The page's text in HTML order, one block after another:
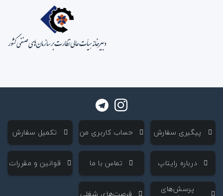
‌ پیگیری سفارش ‌ حساب کاربری من ‌ تکمیل سفارش
‌ درباره رایتاپ ‌ تماس با ما ‌ قوانین و مقررات
‌ پرسش‌های